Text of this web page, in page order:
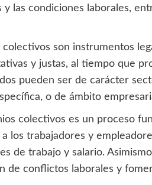
y las condiciones laborales,
colectivos son instrumentos
y justas, al tiempo que
pueden ser de carácter
o de ámbito
colectivos es un proceso
los trabajadores y
de trabajo y salario.
de conflictos laborales y